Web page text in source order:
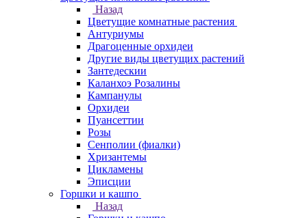
Назад
Цветущие комнатные растения
Антуриумы
Драгоценные орхидеи
Другие виды цветущих растений
Зантедескии
Каланхоэ Розалины
Кампанулы
Орхидеи
Пуансеттии
Розы
Сенполии (фиалки)
Хризантемы
Цикламены
Эписции
Горшки и кашпо
Назад